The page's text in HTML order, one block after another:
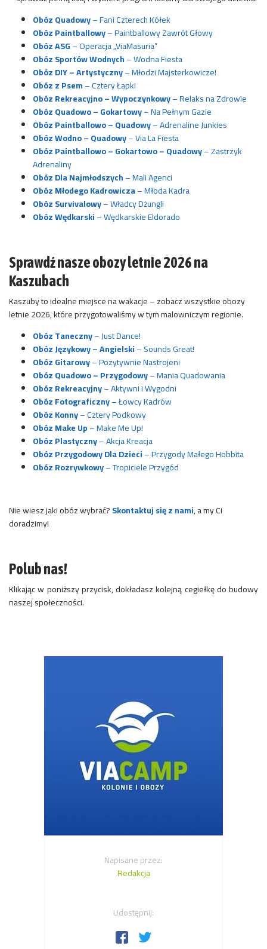
Napisane przez:
Redakcja
Udostępnij:
Obóz Quadowy– Fani Czterech Kółek
Obóz Paintballowy– Paintballowy Zawrót Głowy
Obóz ASG– Operacja „ViaMasuria”
Obóz Sportów Wodnych– Wodna Fiesta
Obóz DIY – Artystyczny– Młodzi Majsterkowicze!
Obóz z Psem– Cztery Łapki
Obóz Rekreacyjno – Wypoczynkowy– Relaks na Zdrowie
Obóz Quadowo – Gokartowy– Na Pełnym Gazie
Obóz Paintballowo – Quadowy– Adrenaline Junkies
Obóz Wodno – Quadowy– Via La Fiesta
Obóz Paintballowo – Gokartowo – Quadowy– Zastrzyk
Adrenaliny
Obóz Dla Najmłodszych– Mali Agenci
Obóz Młodego Kadrowicza– Młoda Kadra
Obóz Survivalowy– Władcy Dżungli
Obóz Wędkarski– Wędkarskie Eldorado
Sprawdź nasze obozy letnie 2026 na
Kaszubach
Kaszuby to idealne miejsce na wakacje – zobacz wszystkie obozy
letnie 2026, które przygotowaliśmy w tym malowniczym regionie.
Obóz Taneczny– Just Dance!
Obóz Językowy – Angielski– Sounds Great!
Obóz Gitarowy– Pozytywnie Nastrojeni
Obóz Quadowo – Przygodowy– Mania Quadowania
Obóz Rekreacyjny– Aktywni i Wygodni
Obóz Fotograficzny– Łowcy Kadrów
Obóz Konny– Cztery Podkowy
Obóz Make Up– Make Me Up!
Obóz Plastyczny– Akcja Kreacja
Obóz Przygodowy Dla Dzieci– Przygody Małego Hobbita
Obóz Rozrywkowy– Tropiciele Przygód
Nie wiesz jaki obóz wybrać?Skontaktuj się z nami, a my Ci
doradzimy!
Polub nas!
Klikając w poniższy przycisk, dokładasz kolejną cegiełkę do budowy
naszej społeczności.